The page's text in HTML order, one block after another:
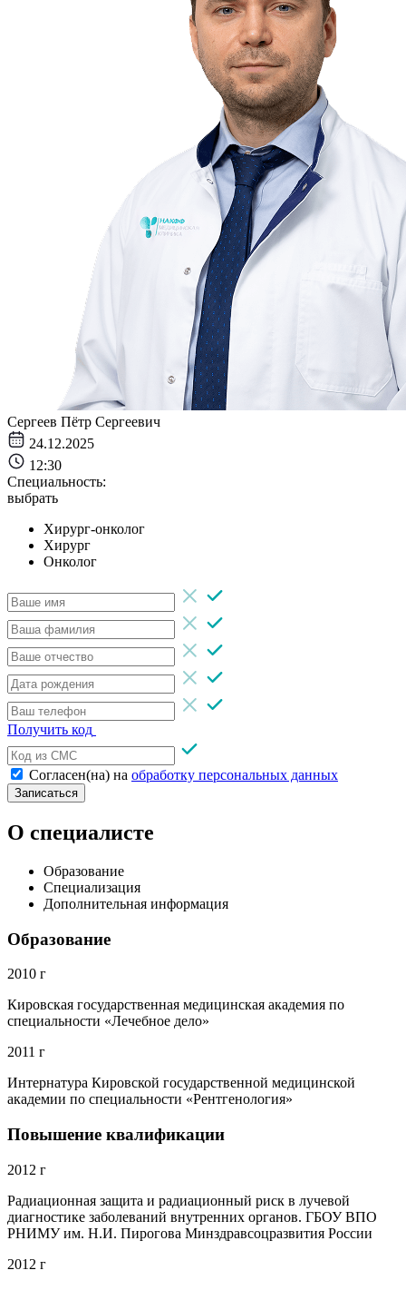
Сергеев Пётр Сергеевич
24.12.2025
12:30
Специальность:
выбрать
Хирург-онколог
Хирург
Онколог
Получить код
Согласен(на) на обработку персональных данных
Записаться
О специалисте
Образование
Специализация
Дополнительная информация
Образование
2010 г
Кировская государственная медицинская академия по
специальности «Лечебное дело»
2011 г
Интернатура Кировской государственной медицинской
академии по специальности «Рентгенология»
Повышение квалификации
2012 г
Радиационная защита и радиационный риск в лучевой
диагностике заболеваний внутренних органов. ГБОУ ВПО
РНИМУ им. Н.И. Пирогова Минздравсоцразвития России
2012 г